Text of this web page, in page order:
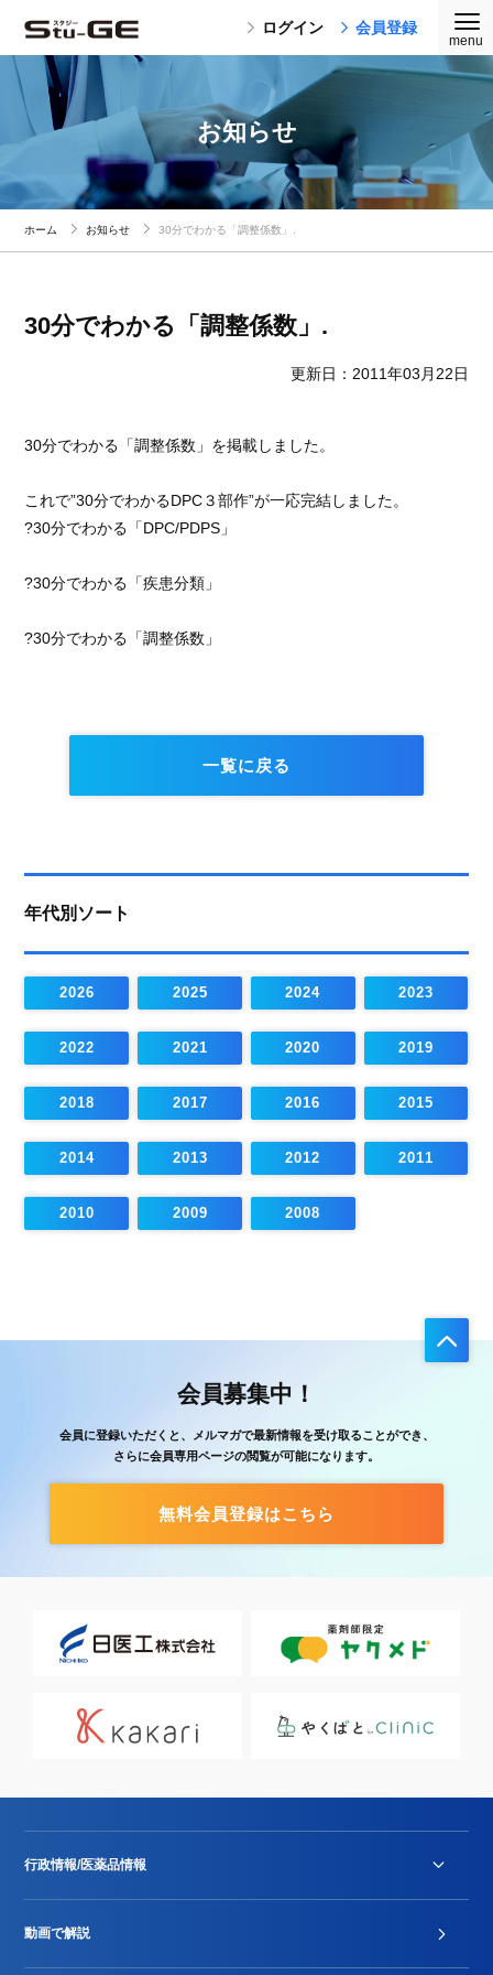
ログイン 会員登録
お知らせ
ホーム お知らせ 30分でわかる「調整係数」.
30分でわかる「調整係数」.
更新日：2011年03月22日
30分でわかる「調整係数」を掲載しました。
これで”30分でわかるDPC３部作”が一応完結しました。
?30分でわかる「DPC/PDPS」
?30分でわかる「疾患分類」
?30分でわかる「調整係数」
一覧に戻る
年代別ソート
2026 2025 2024 2023
2022 2021 2020 2019
2018 2017 2016 2015
2014 2013 2012 2011
2010 2009 2008
会員募集中！
会員に登録いただくと、メルマガで最新情報を受け取ることができ、
さらに会員専用ページの閲覧が可能になります。
無料会員登録はこちら
行政情報/医薬品情報
動画で解説